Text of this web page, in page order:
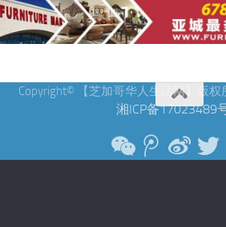
Copyright© 【芝加哥华人生活网】版
湘ICP备17023489